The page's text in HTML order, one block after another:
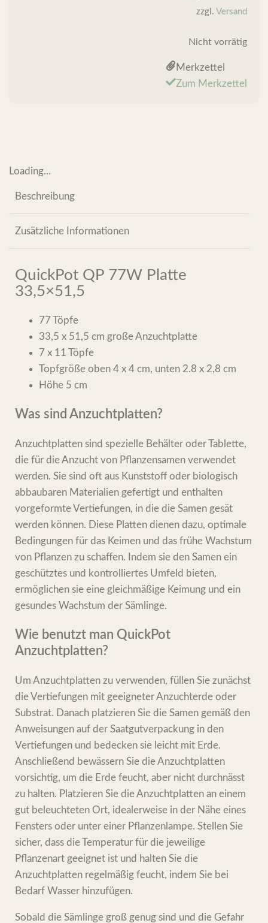
zzgl. Versand
Nicht vorrätig
Merkzettel
Zum Merkzettel
Loading...
Beschreibung
Zusätzliche Informationen
QuickPot QP 77W Platte
33,5×51,5
77 Töpfe
33,5 x 51,5 cm große Anzuchtplatte
7 x 11 Töpfe
Topfgröße oben 4 x 4 cm, unten 2.8 x 2,8 cm
Höhe 5 cm
Was sind Anzuchtplatten?
Anzuchtplatten sind spezielle Behälter oder Tablette,
die für die Anzucht von Pflanzensamen verwendet
werden. Sie sind oft aus Kunststoff oder biologisch
abbaubaren Materialien gefertigt und enthalten
vorgeformte Vertiefungen, in die die Samen gesät
werden können. Diese Platten dienen dazu, optimale
Bedingungen für das Keimen und das frühe Wachstum
von Pflanzen zu schaffen. Indem sie den Samen ein
geschütztes und kontrolliertes Umfeld bieten,
ermöglichen sie eine gleichmäßige Keimung und ein
gesundes Wachstum der Sämlinge.
Wie benutzt man QuickPot
Anzuchtplatten?
Um Anzuchtplatten zu verwenden, füllen Sie zunächst
die Vertiefungen mit geeigneter Anzuchterde oder
Substrat. Danach platzieren Sie die Samen gemäß den
Anweisungen auf der Saatgutverpackung in den
Vertiefungen und bedecken sie leicht mit Erde.
Anschließend bewässern Sie die Anzuchtplatten
vorsichtig, um die Erde feucht, aber nicht durchnässt
zu halten. Platzieren Sie die Anzuchtplatten an einem
gut beleuchteten Ort, idealerweise in der Nähe eines
Fensters oder unter einer Pflanzenlampe. Stellen Sie
sicher, dass die Temperatur für die jeweilige
Pflanzenart geeignet ist und halten Sie die
Anzuchtplatten regelmäßig feucht, indem Sie bei
Bedarf Wasser hinzufügen.
Sobald die Sämlinge groß genug sind und die Gefahr